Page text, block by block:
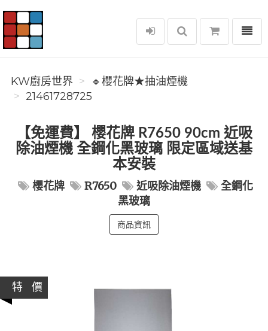
KW廚房世界
選單
KW廚房世界
🔹櫻花牌★抽油煙機
21461728725
【免運費】 櫻花牌 R7650 90cm 近吸
除油煙機 全鋼化黑玻璃 限定區域送基
本安裝
櫻花牌 R7650 近吸除油煙機
全鋼化
黑玻璃
商品資訊
特 價